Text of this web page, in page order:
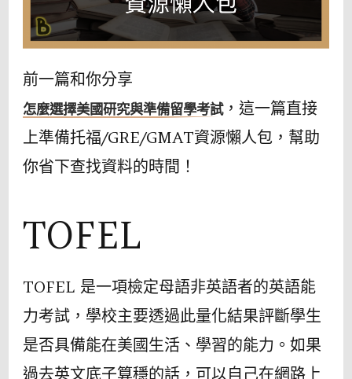
資
源
包
前一篇和你分享
怎麼選擇美國研究與準備留學考試，這一篇直接
上準備托福/GRE/GMAT資源懶人包，幫助
你省下查找資料的時間！
TOFEL
TOFEL 是⼀項檢定⺟語非英語者的英語能
⼒考試，學校主要透過此量化結果評斷學生
是否具備能在美國⽣活、學習的能力。如果
過去英文底子算穩的話，可以自己在網路上